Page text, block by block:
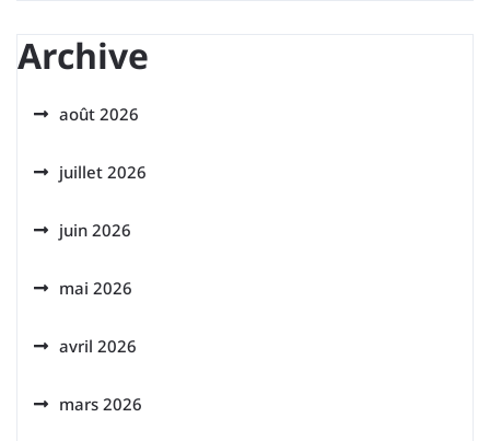
Archive
août 2026
juillet 2026
juin 2026
mai 2026
avril 2026
mars 2026